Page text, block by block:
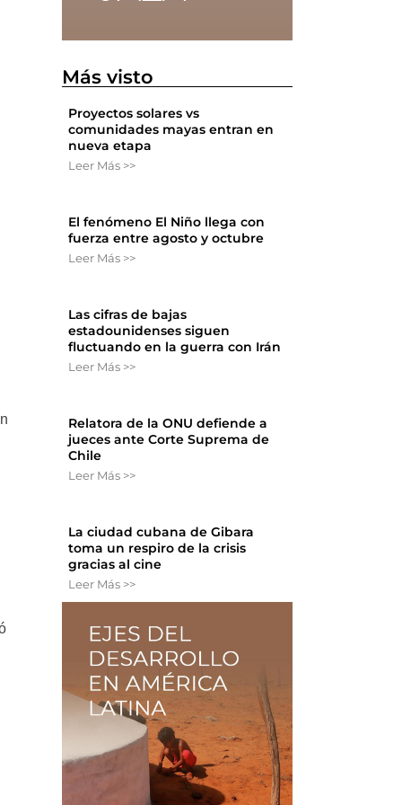
Más visto
Proyectos solares vs
comunidades mayas entran en
nueva etapa
Leer Más >>
El fenómeno El Niño llega con
fuerza entre agosto y octubre
Leer Más >>
Las cifras de bajas
estadounidenses siguen
fluctuando en la guerra con Irán
Leer Más >>
Relatora de la ONU defiende a
jueces ante Corte Suprema de
Chile
Leer Más >>
La ciudad cubana de Gibara
toma un respiro de la crisis
gracias al cine
Leer Más >>